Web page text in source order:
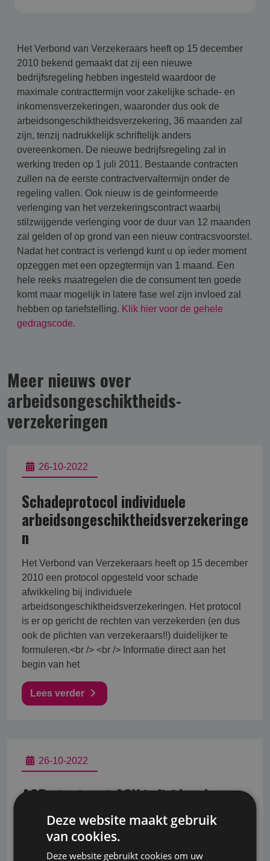
Het Verbond van Verzekeraars heeft op 15 december
2010 bekend gemaakt dat zij een nieuwe
bedrijfsregeling hebben ingesteld waardoor de
maximale contracttermijn voor zakelijke schade- en
inkomensverzekeringen, waaronder dus ook de
arbeidsongeschiktheidsverzekering, 36 maanden zal
zijn, tenzij nadrukkelijk schriftelijk anders
overeenkomen. De nieuwe bedrijfsregeling zal in
werking treden op 1 juli 2011. Bestaande contracten
zullen na de eerste contractvervaltermijn onder de
regeling vallen. Ook nieuw is de geinformeerde
verlenging van het verzekeringscontract waarbij
stilzwijgende verlenging voor de duur van 12 maanden
zal gelden of op grond van een nieuw contracsvoorstel.
Nadat het contract is verlengd kunt u op ieder moment
opzeggen met een opzegtermijn van 1 maand. Een
hele reeks maatregelen die de consument ten goede
komt maar mogelijk in latere fase wel zijn invloed zal
hebben op tariefstelling. Klik hier voor de gehele
gedragscode.
Meer nieuws over
arbeidsongeschikt­heids­
verzekering­en
26-10-2022
Schadeprotocol individuele
arbeidsongeschiktheidsverzekeringe
n
Het Verbond van Verzekeraars heeft op 15 december
2010 een protocol opgesteld voor schade
afwikkeling bij individuele
arbeidsongeschiktheidsverzekeringen. Het protocol
is er op gericht de rechten van verzekerden (en dus
ook de plichten van verzekeraars!!) duidelijker te
formuleren.<br /> <br /> Informatie direct aan het
begin van het
Lees verder
26-10-2022
ASR stopt met AOV individueel en
collectief per 31-12-2010
Vanaf 1 januari 2011 zullen zowel de individuele als
collectieve arbeidsongeschiktheidsverzekeringen
Deze website maakt gebruik
van cookies.
Deze website gebruikt cookies om uw